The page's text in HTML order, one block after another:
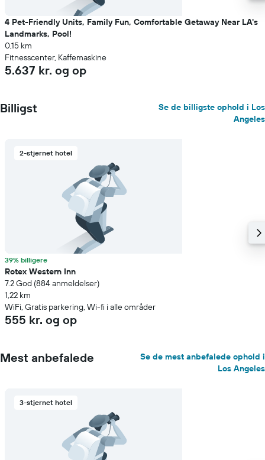
4 Pet-Friendly Units, Family Fun, Comfortable Getaway Near LA's
Landmarks, Pool!
0,15 km
Fitnesscenter, Kaffemaskine
5.637 kr. og op
Billigst
Se de billigste ophold i Los
Angeles
2-stjernet hotel
39% billigere
Rotex Western Inn
7.2 God (884 anmeldelser)
1,22 km
WiFi, Gratis parkering, Wi-fi i alle områder
555 kr. og op
Mest anbefalede
Se de mest anbefalede ophold i
Los Angeles
3-stjernet hotel